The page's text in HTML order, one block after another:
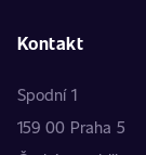
Kontakt
Spodní 1
159 00 Praha 5